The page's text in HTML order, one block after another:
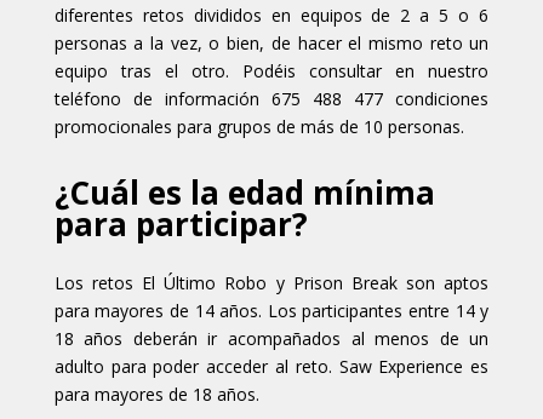
diferentes retos divididos en equipos de 2 a 5 o 6
personas a la vez, o bien, de hacer el mismo reto un
equipo tras el otro. Podéis consultar en nuestro
teléfono de información 675 488 477 condiciones
promocionales para grupos de más de 10 personas.
¿Cuál es la edad mínima
para participar?
Los retos El Último Robo y Prison Break son aptos
para mayores de 14 años. Los participantes entre 14 y
18 años deberán ir acompañados al menos de un
adulto para poder acceder al reto. Saw Experience es
para mayores de 18 años.